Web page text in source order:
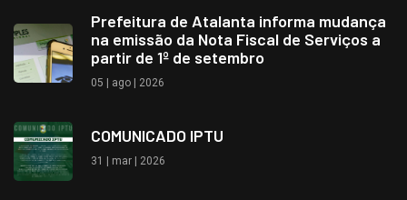
Prefeitura de Atalanta informa mudança
na emissão da Nota Fiscal de Serviços a
partir de 1º de setembro
05 | ago | 2026
COMUNICADO IPTU
31 | mar | 2026